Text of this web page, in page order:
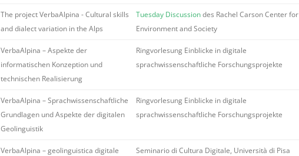
The project VerbaAlpina - Cultural skills
and dialect variation in the Alps
Tuesday Discussiondes Rachel Carson Center for
Environment and Society
VerbaAlpina – Aspekte der
informatischen Konzeption und
technischen Realisierung
Ringvorlesung Einblicke in digitale
sprachwissenschaftliche Forschungsprojekte
VerbaAlpina – Sprachwissenschaftliche
Grundlagen und Aspekte der digitalen
Geolinguistik
Ringvorlesung Einblicke in digitale
sprachwissenschaftliche Forschungsprojekte
VerbaAlpina – geolinguistica digitale
Seminario di Cultura Digitale, Università di Pisa